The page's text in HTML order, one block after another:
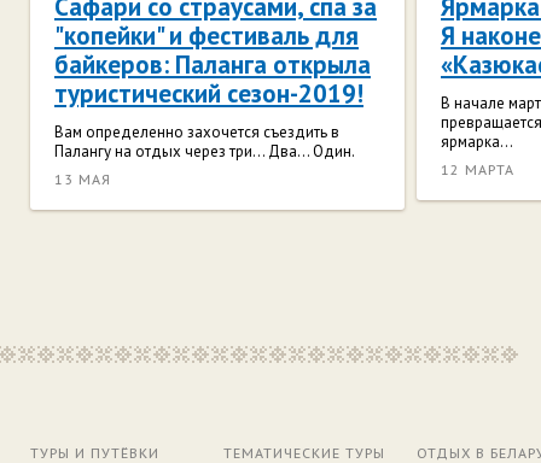
Сафари со страусами, спа за
"копейки" и фестиваль для
байкеров: Паланга открыла
туристический сезон-2019!
Вам определенно захочется съездить в
Палангу на отдых через три... Два... Один.
13 МАЯ
Я
В начале
ярмарка...
12 МАРТА
ТУРЫ И ПУТЁВКИ ТЕМАТИЧЕСКИЕ ТУРЫ ОТДЫХ В